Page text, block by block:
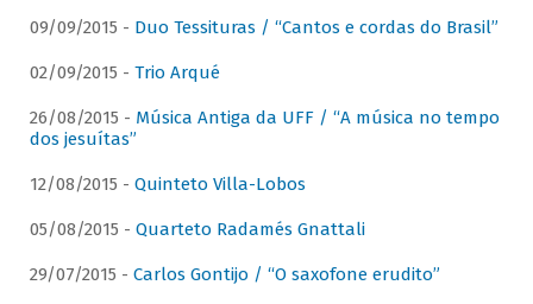
09/09/2015 - Duo Tessituras / “Cantos e cordas do Brasil”
02/09/2015 - Trio Arqué
26/08/2015 - Música Antiga da UFF / “A música no tempo
dos jesuítas”
12/08/2015 - Quinteto Villa-Lobos
05/08/2015 - Quarteto Radamés Gnattali
29/07/2015 - Carlos Gontijo / “O saxofone erudito”